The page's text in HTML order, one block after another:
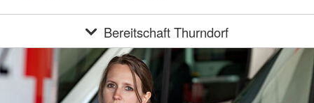
Bereitschaft Thurndorf